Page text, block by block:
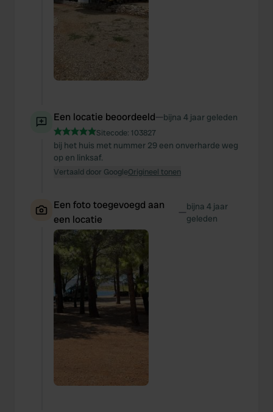
Een locatie beoordeeld—bijna 4 jaar geleden
Sitecode: 103827
bij het huis met nummer 29 een onverharde weg
op en linksaf.
Vertaald door GoogleOrigineel tonen
Een foto toegevoegd aan
een locatie
—bijna 4 jaar
geleden